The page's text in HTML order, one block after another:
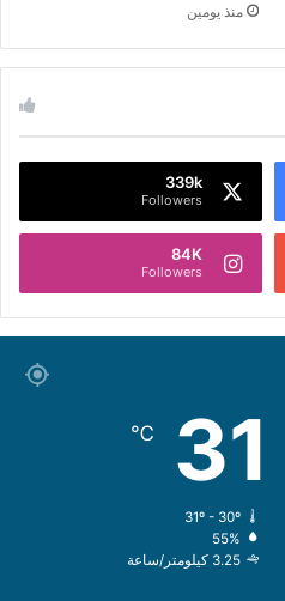
منذ يومين
339k
Followers
84K
Followers
31
℃
31º - 30º
55%
3.25 كيلومتر/ساعة